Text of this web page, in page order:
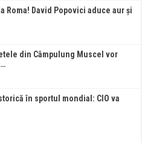
Roma! David Popovici aduce aur și
din Câmpulung Muscel vor
în sportul mondial: CIO va